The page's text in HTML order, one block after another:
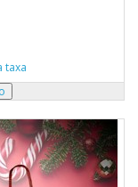
taxa